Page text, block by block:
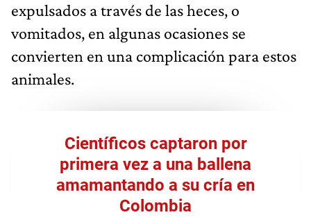
expulsados a través de las heces, o
vomitados, en algunas ocasiones se
convierten en una complicación para estos
animales.
Científicos captaron por
primera vez a una ballena
amamantando a su cría en
Colombia